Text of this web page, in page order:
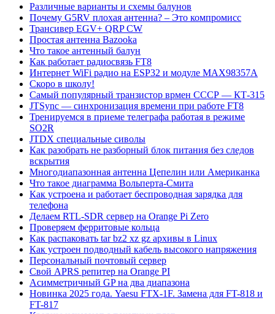
Различные варианты и схемы балунов
Почему G5RV плохая антенна? – Это компромисс
Трансивер EGV+ QRP CW
Простая антенна Bazooka
Что такое антенный балун
Как работает радиосвязь FT8
Интернет WiFi радио на ESP32 и модуле MAX98357A
Скоро в школу!
Самый популярный транзистор врмен СССР — КТ-315
JTSync — синхронизация времени при работе FT8
Тренируемся в приеме телеграфа работая в режиме
SO2R
JTDX специальные сиволы
Как разобрать не разборный блок питания без следов
вскрытия
Многодиапазонная антенна Цепелин или Американка
Что такое диаграмма Вольперта-Смита
Как устроена и работает беспроводная зарядка для
телефона
Делаем RTL-SDR сервер на Orange Pi Zero
Проверяем ферритовые кольца
Как распаковать tar bz2 xz gz архивы в Linux
Как устроен подводный кабель высокого напряжения
Персональный почтовый сервер
Свой APRS репитер на Orange PI
Асимметричный GP на два диапазона
Новинка 2025 года. Yaesu FTX-1F. Замена для FT-818 и
FT-817